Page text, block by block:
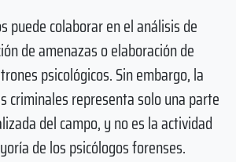
puede colaborar en el análisis de
de amenazas o elaboración de
psicológicos. Sin embargo, la
criminales representa solo una parte
del campo, y no es la actividad
de los psicólogos forenses.